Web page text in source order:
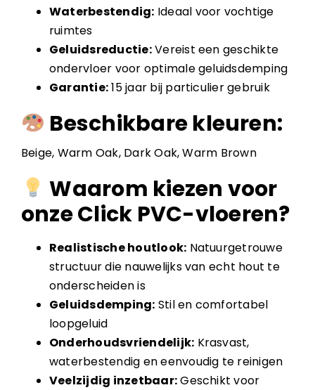
Waterbestendig: Ideaal voor vochtige
ruimtes
Geluidsreductie:Vereist een geschikte
ondervloer voor optimale geluidsdemping
Garantie:15 jaar bij particulier gebruik
Beschikbare kleuren:
Beige, Warm Oak, Dark Oak, Warm Brown
Waarom kiezen voor
onze Click PVC-vloeren?
Realistische houtlook: Natuurgetrouwe
structuur die nauwelijks van echt hout te
onderscheiden is
Geluidsdemping: Stil en comfortabel
loopgeluid
Onderhoudsvriendelijk: Krasvast,
waterbestendig en eenvoudig te reinigen
Veelzijdig inzetbaar:Geschikt voor